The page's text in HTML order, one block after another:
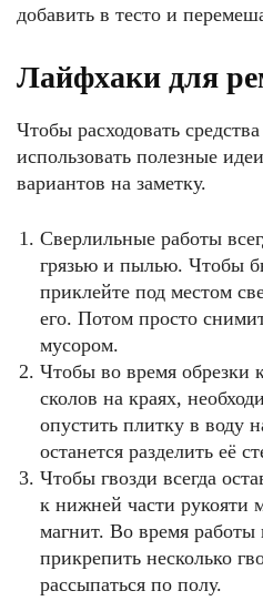
добавить в тесто и
Лайфхаки для
Чтобы расходовать
использовать полезные
вариантов на заметку.
Сверлильные работы
грязью и пылью. Чтобы
приклейте под местом
его. Потом просто
мусором.
Чтобы во время обрезки
сколов на краях,
опустить плитку в воду
останется разделить её
Чтобы гвозди всегда
к нижней части рукояти
магнит. Во время
прикрепить несколько
рассыпаться по полу.